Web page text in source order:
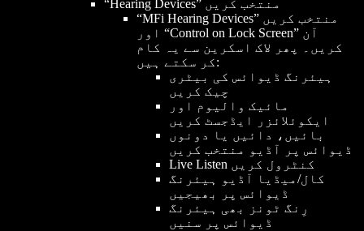
“Hearing Devices” منتخب کریں
“MFi Hearing Devices” منتخب کریں
اور “Control on Lock Screen” آن
کریں۔ پھر لاک اسکرین سے یہ کام
کر سکتے ہیں:
ہیئرنگ ڈیوائس کی بیٹری
چیک کریں
مائیک والیوم اور
ایکوئلائزر ایڈجسٹ کریں
بائیں، دائیں یا دونوں
ڈیوائس پر آڈیو منتخب کریں
Live Listen کنٹرول کریں
کال/میڈیا آڈیو ہیئرنگ
ڈیوائس پر بھیجیں
رِنگ ٹونز بھی ہیئرنگ
ڈیوائس پر سنیں